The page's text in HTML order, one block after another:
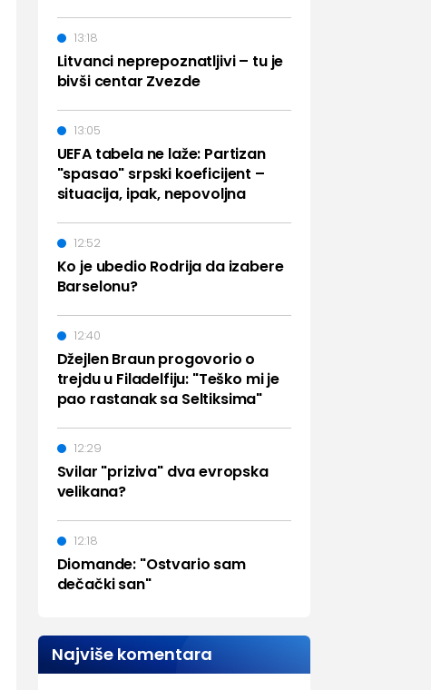
Litvanci neprepoznatljivi – tu je
bivši centar Zvezde
13:18
UEFA tabela ne laže: Partizan
"spasao" srpski koeficijent –
situacija, ipak, nepovoljna
13:05
Ko je ubedio Rodrija da izabere
Barselonu?
12:52
Džejlen Braun progovorio o
trejdu u Filadelfiju: "Teško mi je
pao rastanak sa Seltiksima"
12:40
Svilar "priziva" dva evropska
velikana?
12:29
Diomande: "Ostvario sam
dečački san"
12:18
Najviše komentara